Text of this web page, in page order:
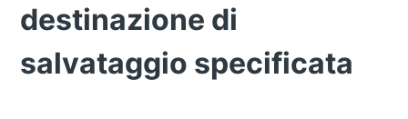
destinazione di
salvataggio specificata